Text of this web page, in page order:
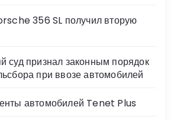
356 SL получил вторую
суд признал законным порядок
при ввозе автомобилей
автомобилей Tenet Plus